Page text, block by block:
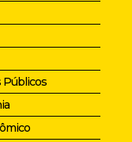
Públicos